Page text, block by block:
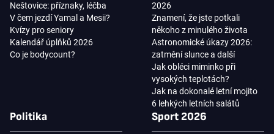
Neštovice: příznaky, léčba
V čem jezdí Yamal a Mesii?
Kvízy pro seniory
Kalendář úplňků 2026
Co je bodycount?
2026
Znamení, že jste potkali
někoho z minulého života
Astronomické úkazy 2026:
zatmění slunce a další
Jak obléci miminko při
vysokých teplotách?
Jak na dokonalé letní mojito
6 lehkých letních salátů
Politika Sport 2026